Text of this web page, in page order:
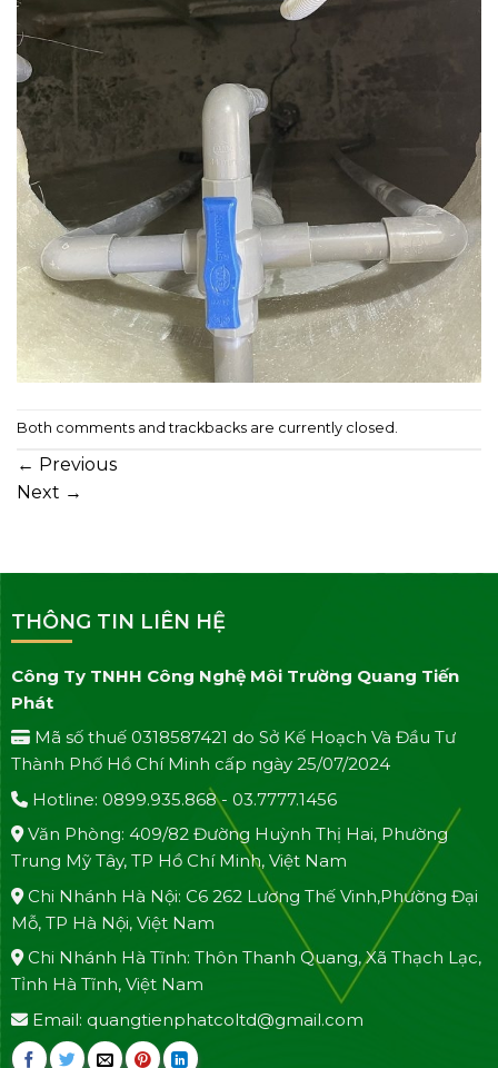
Both comments and trackbacks are currently closed.
← Previous
Next →
THÔNG TIN LIÊN HỆ
Công Ty TNHH Công Nghệ Môi Trường Quang Tiến
Phát
Mã số thuế 0318587421 do Sở Kế Hoạch Và Đầu Tư
Thành Phố Hồ Chí Minh cấp ngày 25/07/2024
Hotline: 0899.935.868 - 03.7777.1456
Văn Phòng: 409/82 Đường Huỳnh Thị Hai, Phường
Trung Mỹ Tây, TP Hồ Chí Minh, Việt Nam
Chi Nhánh Hà Nội: C6 262 Lương Thế Vinh,Phường Đại
Mỗ, TP Hà Nội, Việt Nam
Chi Nhánh Hà Tĩnh: Thôn Thanh Quang, Xã Thạch Lạc,
Tỉnh Hà Tĩnh, Việt Nam
Email: quangtienphatcoltd@gmail.com